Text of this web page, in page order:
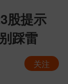
股提示
踩雷
关注